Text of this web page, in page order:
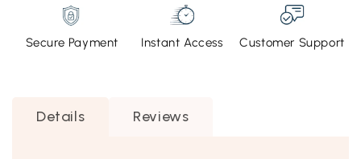
Secure Payment Instant Access Customer Support
Details Reviews